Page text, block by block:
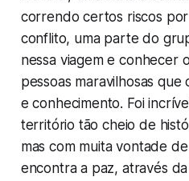
correndo certos riscos
conflito, uma parte do
nessa viagem e conhecer
pessoas maravilhosas
e conhecimento. Foi
território tão cheio de
mas com muita vontade
encontra a paz, através